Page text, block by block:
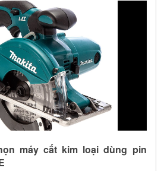
máy cắt kim loại dùng pin